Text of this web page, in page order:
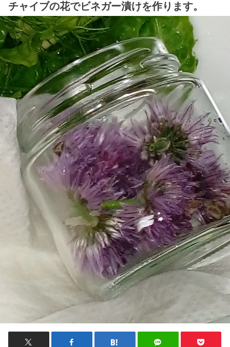
チャイブの花でビネガー漬けを作ります。